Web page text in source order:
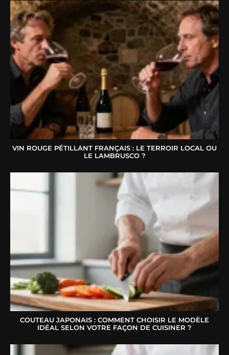
VIN ROUGE PÉTILLANT FRANÇAIS : LE TERROIR LOCAL OU
LE LAMBRUSCO ?
COUTEAU JAPONAIS : COMMENT CHOISIR LE MODÈLE
IDÉAL SELON VOTRE FAÇON DE CUISINER ?